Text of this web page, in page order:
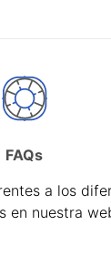
FAQs
a los
en nuestra